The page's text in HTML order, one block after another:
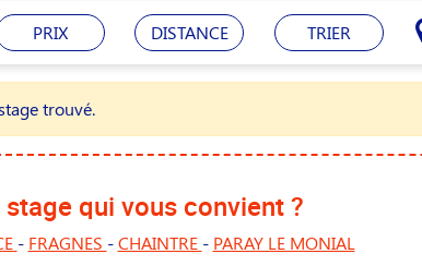
PRIX DISTANCE TRIER
trouvé.
qui vous convient ?
- FRAGNES -CHAINTRE - PARAY LE MONIAL